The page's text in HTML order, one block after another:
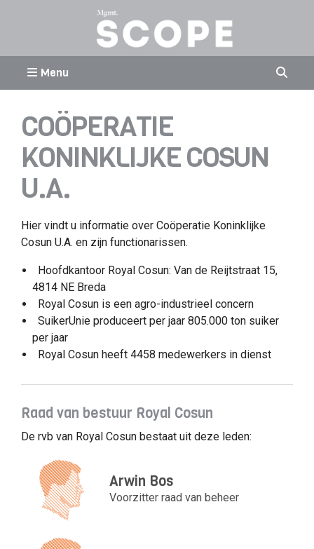
Menu
COÖPERATIE
KONINKLIJKE COSUN
U.A.
Hier vindt u informatie over Coöperatie Koninklijke
Cosun U.A. en zijn functionarissen.
Hoofdkantoor Royal Cosun: Van de Reijtstraat 15,
4814 NE Breda
Royal Cosun is een agro-industrieel concern
SuikerUnie produceert per jaar 805.000 ton suiker
per jaar
Royal Cosun heeft 4458 medewerkers in dienst
Raad van bestuur Royal Cosun
De rvb van Royal Cosun bestaat uit deze leden:
Arwin Bos
Voorzitter raad van beheer